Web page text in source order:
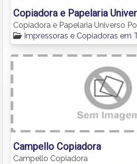
Copiadora e Papelaria
Copiadora e Papelaria Universo
Impressoras e Copiadoras em
Campello Copiadora
Campello Copiadora